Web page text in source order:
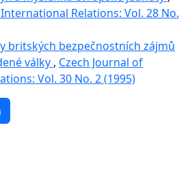
Relations: Vol. 28 No.
britských bezpečnostních zájmů
války , Czech Journal of
Vol. 30 No. 2 (1995)